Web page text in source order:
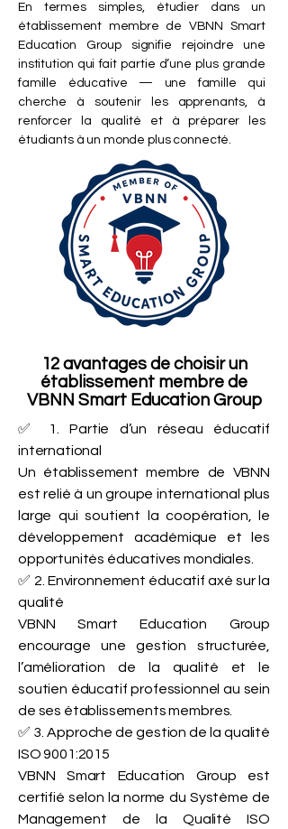
En termes simples, étudier dans un
établissement membre de VBNN Smart
Education Group signifie rejoindre une
institution qui fait partie d’une plus grande
famille éducative — une famille qui
cherche à soutenir les apprenants, à
renforcer la qualité et à préparer les
étudiants à un monde plus connecté.
12 avantages de choisir un
établissement membre de
VBNN Smart Education Group
✅ 1. Partie d’un réseau éducatif
international
Un établissement membre de VBNN
est relié à un groupe international plus
large qui soutient la coopération, le
développement académique et les
opportunités éducatives mondiales.
✅ 2. Environnement éducatif axé sur la
qualité
VBNN Smart Education Group
encourage une gestion structurée,
l’amélioration de la qualité et le
soutien éducatif professionnel au sein
de ses établissements membres.
✅ 3. Approche de gestion de la qualité
ISO 9001:2015
VBNN Smart Education Group est
certifié selon la norme du Système de
Management de la Qualité ISO